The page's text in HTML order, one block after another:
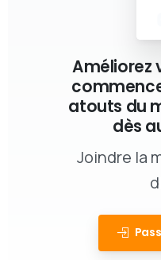
Améliorez
atouts du
dès
Joindre la